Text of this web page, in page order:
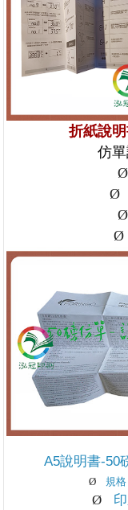
折紙說
仿
Ø
Ø
Ø
Ø
A5說明書-50
Ø 規格
Ø印